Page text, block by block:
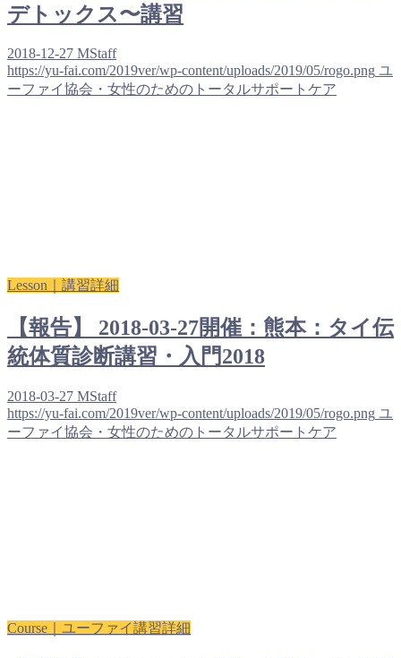
デトックス〜講習
2018-12-27 MStaff
https://yu-fai.com/2019ver/wp-content/uploads/2019/05/rogo.png ユ
ーファイ協会・女性のためのトータルサポートケア
Lesson｜講習詳細
【報告】 2018-03-27開催：熊本：タイ伝
統体質診断講習・入門2018
2018-03-27 MStaff
https://yu-fai.com/2019ver/wp-content/uploads/2019/05/rogo.png ユ
ーファイ協会・女性のためのトータルサポートケア
Course｜ユーファイ講習詳細